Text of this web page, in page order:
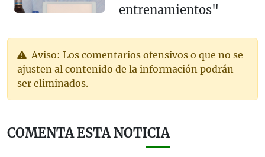
entrenamientos"
Aviso: Los comentarios ofensivos o que no se
ajusten al contenido de la información podrán
ser eliminados.
COMENTA ESTA NOTICIA